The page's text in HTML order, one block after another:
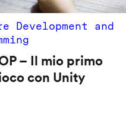
Development and
– Il mio primo
con Unity